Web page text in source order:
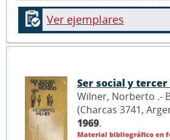
Ver ejemplares
Ser social y
Wilner, Norberto .-
(Charcas 3741,
1969.
Material bibliográfico en